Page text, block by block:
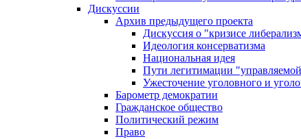
Дискуссии
Архив предыдущего проекта
Дискуссия о "кризисе
Идеология консерватизма
Национальная идея
Пути легитимации
Ужесточение уголовного и
Барометр демократии
Гражданское общество
Политический режим
Право